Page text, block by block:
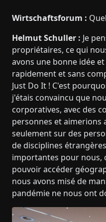
Wirtschaftsforum :
Helmut Schuller : Je
propriétaires, ce qui
avons une bonne idée
rapidement et sans
Just Do It ! C'est
j'étais convaincu que
corporatives, avec des
personnes et aimerions
seulement sur des
de disciplines
importantes pour nous,
pouvoir accéder
nous avons misé de
pandémie ne nous ont